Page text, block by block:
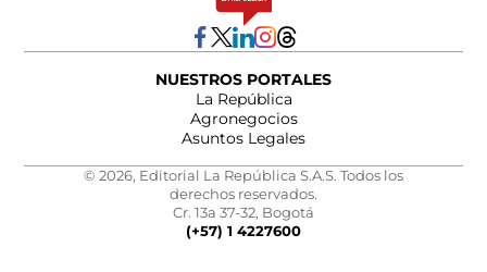
NUESTROS PORTALES
La República
Agronegocios
Asuntos Legales
© 2026, Editorial La República S.A.S. Todos los
derechos reservados.
Cr. 13a 37-32, Bogotá
(+57) 1 4227600